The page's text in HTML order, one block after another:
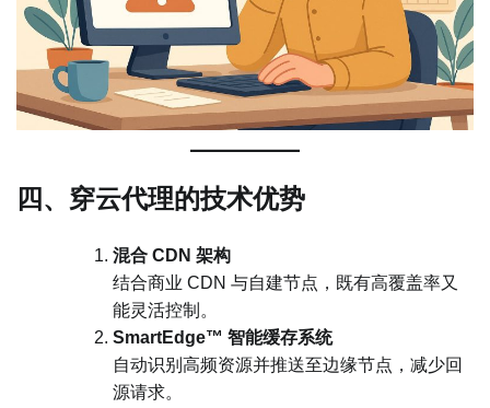
四、穿云代理的技术优势
混合 CDN 架构
结合商业 CDN 与自建节点，既有高覆盖率又
能灵活控制。
SmartEdge™ 智能缓存系统
自动识别高频资源并推送至边缘节点，减少回
源请求。